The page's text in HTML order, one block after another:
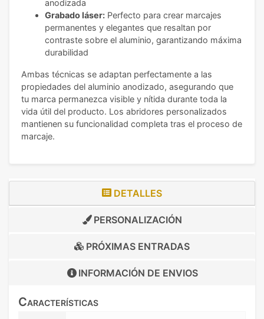
anodizada
Grabado láser: Perfecto para crear marcajes
permanentes y elegantes que resaltan por
contraste sobre el aluminio, garantizando máxima
durabilidad
Ambas técnicas se adaptan perfectamente a las
propiedades del aluminio anodizado, asegurando que
tu marca permanezca visible y nítida durante toda la
vida útil del producto. Los abridores personalizados
mantienen su funcionalidad completa tras el proceso de
marcaje.
DETALLES
PERSONALIZACIÓN
PRÓXIMAS ENTRADAS
INFORMACIÓN DE ENVIOS
Características